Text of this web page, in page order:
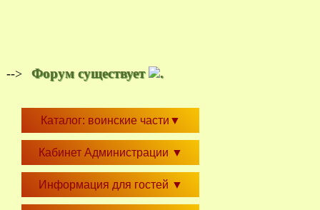
--> Форум существует .
Каталог: воинские части ▼
Кабинет Администрации ▼
Информация для гостей ▼